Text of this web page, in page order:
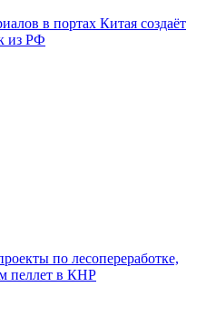
в портах Китая создаёт
из РФ
по лесопереработке,
пеллет в КНР